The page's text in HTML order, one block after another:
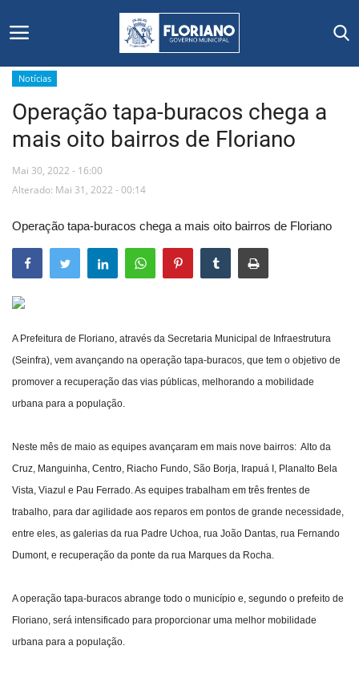
Início
Editais
Floriano
Secretarias e Órgãos
Mural de Licitações
Notícias
Vídeos
Webmail
Notícias
Operação tapa-buracos chega a
mais oito bairros de Floriano
Mai 30, 2022 - 16:00
Alterado: Mai 31, 2022 - 00:14
Operação tapa-buracos chega a mais oito bairros de Floriano
A Prefeitura de Floriano, através da Secretaria Municipal de Infraestrutura
(Seinfra), vem avançando na operação tapa-buracos, que tem o objetivo de
promover a recuperação das vias públicas, melhorando a mobilidade
urbana para a população.
Neste mês de maio as equipes avançaram em mais nove bairros: Alto da
Cruz, Manguinha, Centro, Riacho Fundo, São Borja, Irapuá I, Planalto Bela
Vista, Viazul e Pau Ferrado. As equipes trabalham em três frentes de
trabalho, para dar agilidade aos reparos em pontos de grande necessidade,
entre eles, as galerias da rua Padre Uchoa, rua João Dantas, rua Fernando
Dumont, e recuperação da ponte da rua Marques da Rocha.
A operação tapa-buracos abrange todo o município e, segundo o prefeito de
Floriano, será intensificado para proporcionar uma melhor mobilidade
urbana para a população.